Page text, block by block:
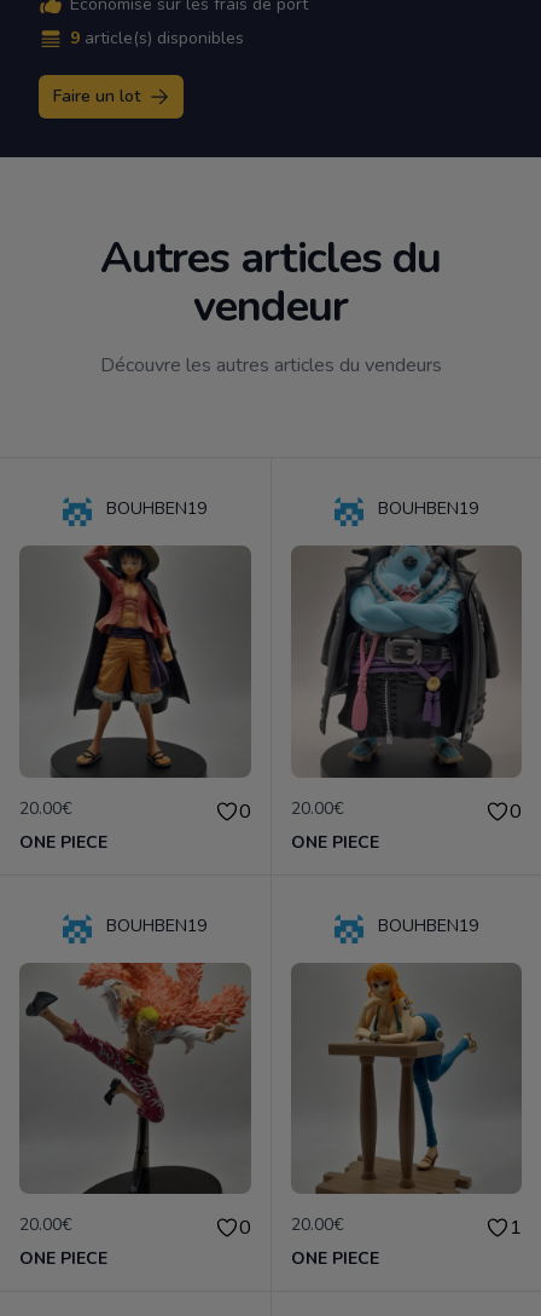
9 article(s) disponibles
Faire un lot
Autres articles du
vendeur
Découvre les autres articles du vendeurs
BOUHBEN19
20.00€ 0
ONE PIECE
BOUHBEN19
20.00€ 0
ONE PIECE
BOUHBEN19
20.00€ 0
ONE PIECE
BOUHBEN19
20.00€ 1
ONE PIECE